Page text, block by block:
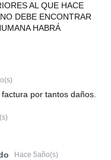
AL QUE HACE
DEBE ENCONTRAR
HABRÁ
por tantos daños.
Hace 5año(s)